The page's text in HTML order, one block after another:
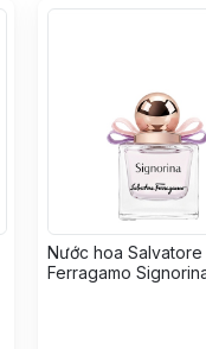
Nước hoa Salvatore
Ferragamo